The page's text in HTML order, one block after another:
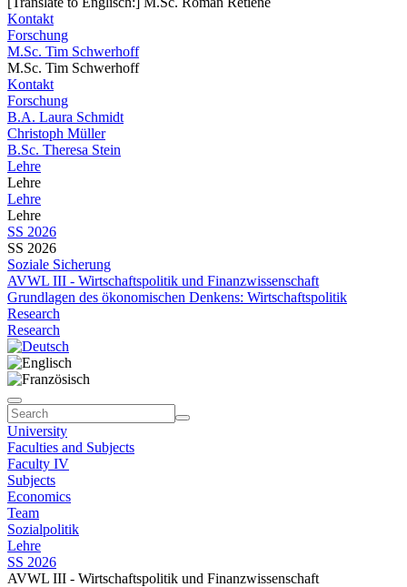
Kontakt
Forschung
M.Sc. Tim Schwerhoff
M.Sc. Tim Schwerhoff
Kontakt
Forschung
B.A. Laura Schmidt
Christoph Müller
B.Sc. Theresa Stein
Lehre
Lehre
Lehre
Lehre
SS 2026
SS 2026
Soziale Sicherung
AVWL III - Wirtschaftspolitik und Finanzwissenschaft
Grundlagen des ökonomischen Denkens: Wirtschaftspolitik
Research
Research
University
Faculties and Subjects
Faculty IV
Subjects
Economics
Team
Sozialpolitik
Lehre
SS 2026
AVWL III - Wirtschaftspolitik und Finanzwissenschaft